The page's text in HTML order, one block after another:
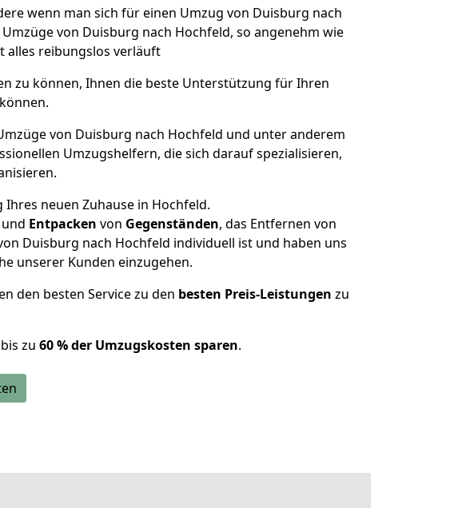
wenn man sich für einen Umzug von Duisburg nach
von Duisburg nach Hochfeld, so angenehm wie
alles reibungslos verläuft
zu können, Ihnen die beste Unterstützung für Ihren
von Duisburg nach Hochfeld und unter anderem
Umzugshelfern, die sich darauf spezialisieren,
neuen Zuhause in Hochfeld.
und Entpacken von Gegenständen, das Entfernen von
Duisburg nach Hochfeld individuell ist und haben uns
unserer Kunden einzugehen.
den besten Service zu den besten Preis-Leistungen zu
zu 60 % der Umzugskosten sparen.